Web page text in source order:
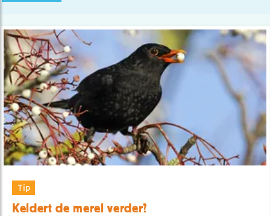
Tip
Keldert de merel verder?